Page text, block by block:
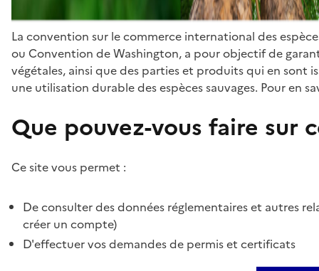
La convention sur le commerce international des
ou Convention de Washington, a pour objectif de
végétales, ainsi que des parties et produits qui en sont
une utilisation durable des espèces sauvages. Pour en
Que pouvez-vous faire sur
Ce site vous permet :
De consulter des données réglementaires et autres
créer un compte)
D'effectuer vos demandes de permis et certificats